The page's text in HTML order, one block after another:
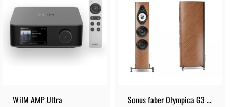
WiIM AMP Ultra Sonus faber Olympica G3